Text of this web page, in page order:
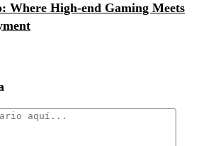
Where High-end Gaming Meets